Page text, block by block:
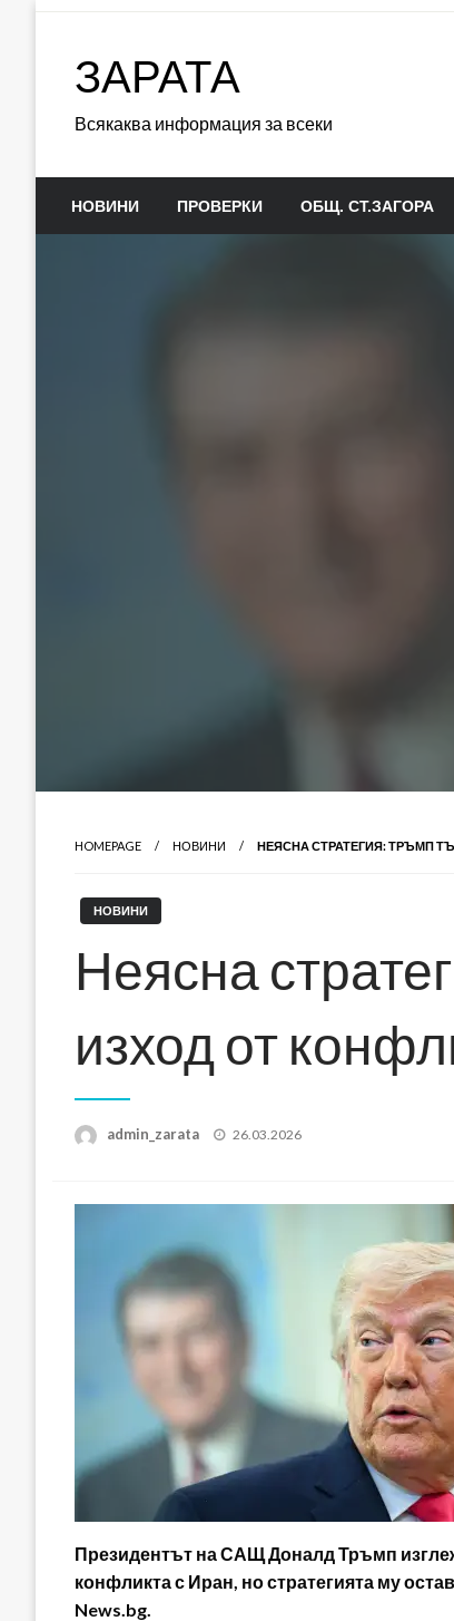
ЗАРАТА
Всякаква информация за всеки
НОВИНИ ПРОВЕРКИ ОБЩ. СТ.ЗАГОРА
HOMEPAGE НОВИНИ НЕЯСНА СТРАТЕГИЯ: ТРЪМП
НОВИНИ
Неясна
изход от
admin_zarata
Posted
26.03.2026
Президентът на САЩ Доналд Тръмп
конфликта с Иран, но стратегията му
News.bg.